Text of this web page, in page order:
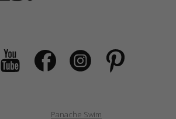
Panache Swim